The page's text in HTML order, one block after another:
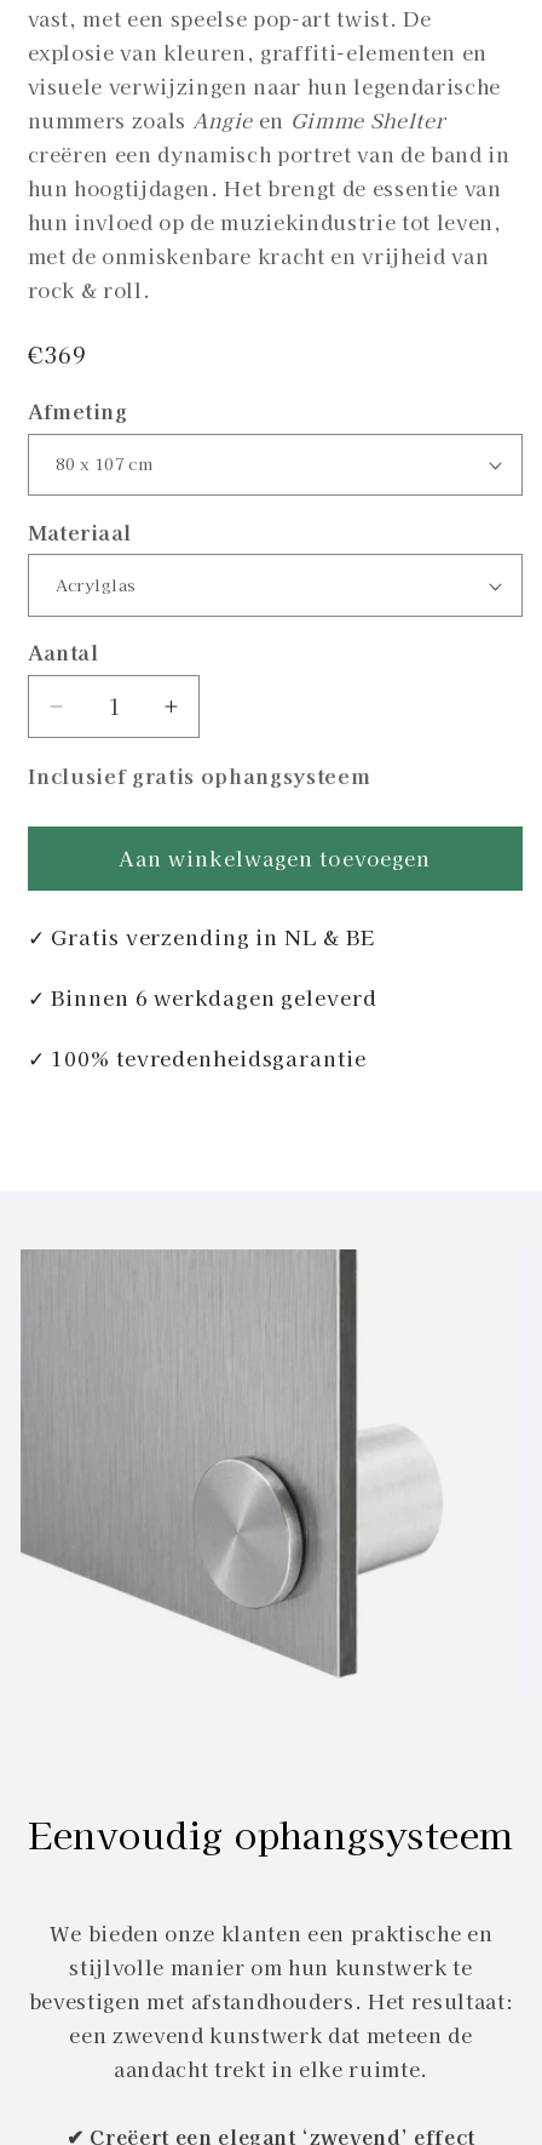
vast, met een speelse pop-art twist. De
explosie van kleuren, graffiti-elementen en
visuele verwijzingen naar hun legendarische
nummers zoals Angie en Gimme Shelter
creëren een dynamisch portret van de band in
hun hoogtijdagen. Het brengt de essentie van
hun invloed op de muziekindustrie tot leven,
met de onmiskenbare kracht en vrijheid van
rock & roll.
Normale
€369
Afmeting
Materiaal
Aantal
Aantal
verlagen
voor
Stones
Rock
Roll
Aantal
verhogen
voor
Stones
-
Rock
Roll
Inclusief gratis ophangsysteem
Aan winkelwagen toevoegen
✓ Gratis verzending in NL & BE
✓ Binnen 6 werkdagen geleverd
✓ 100% tevredenheidsgarantie
Eenvoudig ophangsysteem
We bieden onze klanten een praktische en
stijlvolle manier om hun kunstwerk te
bevestigen met afstandhouders. Het resultaat:
een zwevend kunstwerk dat meteen de
aandacht trekt in elke ruimte.
✔ Creëert een elegant ‘zwevend’ effect